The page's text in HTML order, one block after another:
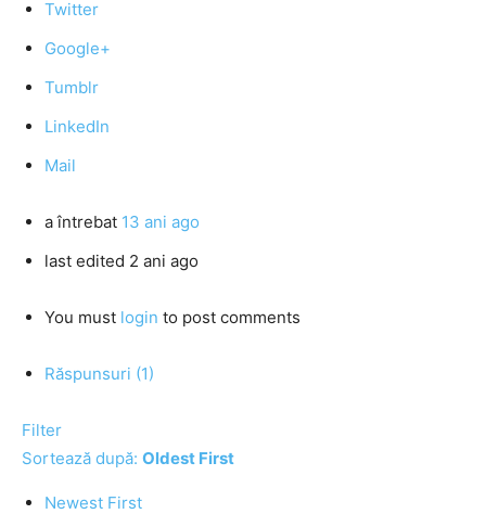
Twitter
Google+
Tumblr
LinkedIn
Mail
a întrebat 13 ani ago
last edited 2 ani ago
You must login to post comments
Răspunsuri (1)
Filter
Sortează după: Oldest First
Newest First